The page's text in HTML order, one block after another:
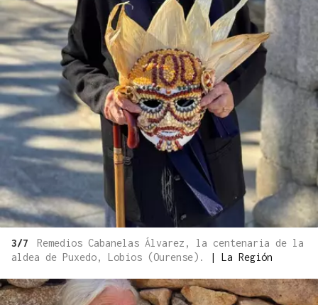
3/7
Remedios Cabanelas Álvarez, la centenaria de la
aldea de Puxedo, Lobios (Ourense).
| La Región